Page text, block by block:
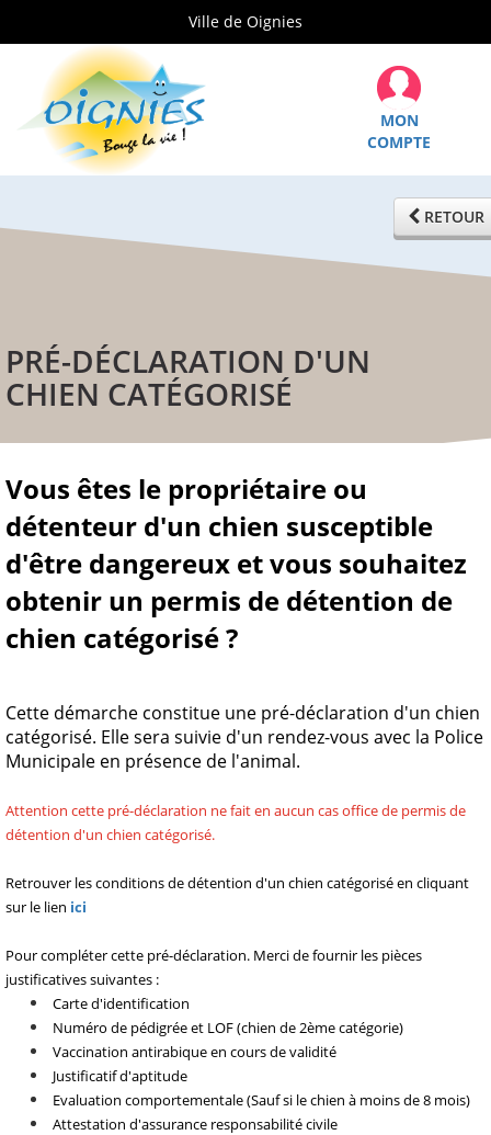
Ville de Oignies
MON
COMPTE
RETOUR
PRÉ-DÉCLARATION D'UN
CHIEN CATÉGORISÉ
Vous êtes le propriétaire ou
détenteur d'un chien susceptible
d'être dangereux et vous souhaitez
obtenir un permis de détention de
chien catégorisé ?
Cette démarche constitue une pré-déclaration d'un chien
catégorisé. Elle sera suivie d'un rendez-vous avec la Police
Municipale en présence de l'animal.
Attention cette pré-déclaration ne fait en aucun cas office de permis de
détention d'un chien catégorisé.
Retrouver les conditions de détention d'un chien catégorisé en cliquant
sur le lien ici
Pour compléter cette pré-déclaration. Merci de fournir les pièces
justificatives suivantes :
Carte d'identification
Numéro de pédigrée et LOF (chien de 2ème catégorie)
Vaccination antirabique en cours de validité
Justificatif d'aptitude
Evaluation comportementale (Sauf si le chien à moins de 8 mois)
Attestation d'assurance responsabilité civile